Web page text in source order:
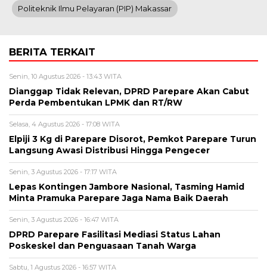
Politeknik Ilmu Pelayaran (PIP) Makassar
BERITA TERKAIT
Senin, 10 Agustus 2026 - 13:43 WITA
Dianggap Tidak Relevan, DPRD Parepare Akan Cabut
Perda Pembentukan LPMK dan RT/RW
Selasa, 4 Agustus 2026 - 17:08 WITA
Elpiji 3 Kg di Parepare Disorot, Pemkot Parepare Turun
Langsung Awasi Distribusi Hingga Pengecer
Senin, 3 Agustus 2026 - 17:17 WITA
Lepas Kontingen Jambore Nasional, Tasming Hamid
Minta Pramuka Parepare Jaga Nama Baik Daerah
Senin, 3 Agustus 2026 - 16:47 WITA
DPRD Parepare Fasilitasi Mediasi Status Lahan
Poskeskel dan Penguasaan Tanah Warga
Sabtu, 1 Agustus 2026 - 16:57 WITA